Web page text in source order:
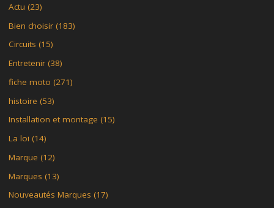
Actu (23)
Bien choisir(183)
Circuits (15)
Entretenir(38)
fiche moto (271)
histoire (53)
Installation et montage (15)
La loi (14)
Marque (12)
Marques (13)
Nouveautés Marques (17)